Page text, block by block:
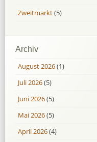
Zweitmarkt(5)
Archiv
August 2026(1)
Juli 2026(5)
Juni 2026(5)
Mai 2026(5)
April 2026(4)